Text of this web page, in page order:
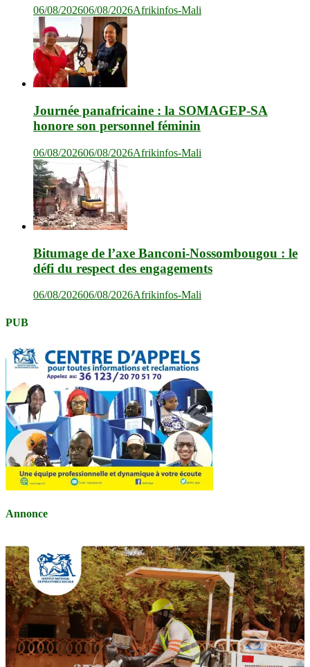
06/08/202606/08/2026Afrikinfos-Mali
Journée panafricaine : la SOMAGEP-SA
honore son personnel féminin
06/08/202606/08/2026Afrikinfos-Mali
Bitumage de l’axe Banconi-Nossombougou : le
défi du respect des engagements
06/08/202606/08/2026Afrikinfos-Mali
PUB
Annonce